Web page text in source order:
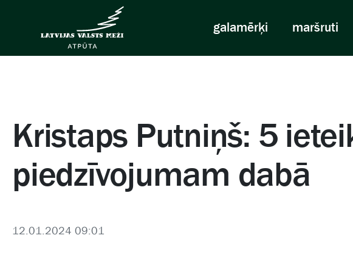
galamērķi maršruti
Kristaps Putniņš: 5
piedzīvojumam dabā
12.01.2024 09:01